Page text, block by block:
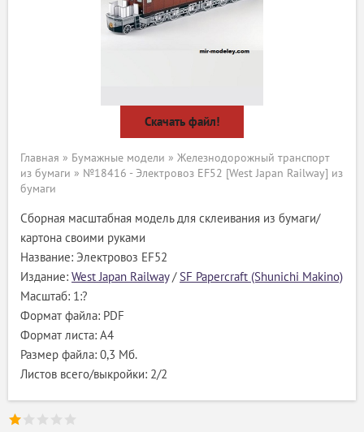
Скачать файл!
Главная » Бумажные модели » Железнодорожный транспорт
из бумаги » №18416 - Электровоз EF52 [West Japan Railway] из
бумаги
Сборная масштабная модель для склеивания из бумаги/
картона своими руками
Название: Электровоз EF52
Издание: West Japan Railway/SF Papercraft (Shunichi Makino)
Масштаб: 1:?
Формат файла: PDF
Формат листа: А4
Размер файла: 0,3 Мб.
Листов всего/выкройки: 2/2